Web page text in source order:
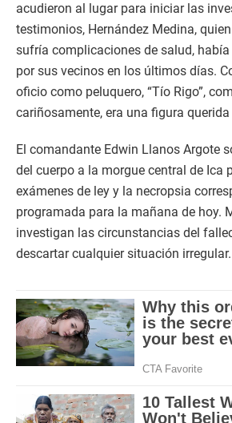
acudieron al lugar para iniciar las
testimonios, Hernández Medina,
sufría complicaciones de salud,
por sus vecinos en los últimos días.
oficio como peluquero, “Tío Rigo”,
cariñosamente, era una figura
El comandante Edwin Llanos Argote
del cuerpo a la morgue central de Ica
exámenes de ley y la necropsia
programada para la mañana de hoy.
investigan las circunstancias del
descartar cualquier situación irregular.